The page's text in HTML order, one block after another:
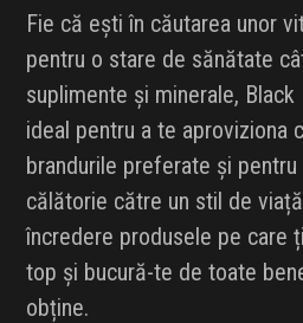
Fie că ești în căutarea unor
pentru o stare de sănătate
suplimente și minerale,
ideal pentru a te aproviziona
brandurile preferate și pentru
călătorie către un stil de
încredere produsele pe care
top și bucură-te de toate
obține.